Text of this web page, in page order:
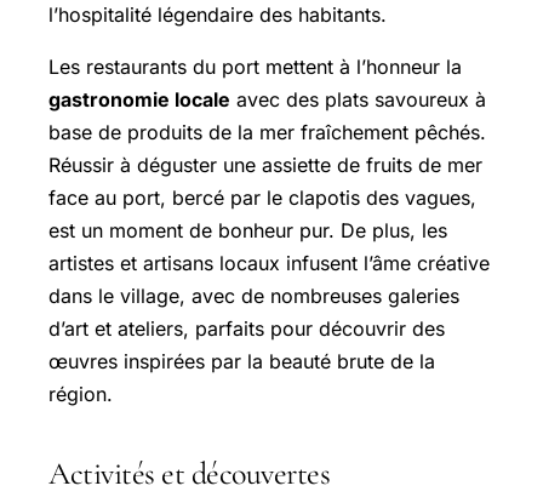
l’hospitalité légendaire des habitants.
Les restaurants du port mettent à l’honneur la
gastronomie locale avec des plats savoureux à
base de produits de la mer fraîchement pêchés.
Réussir à déguster une assiette de fruits de mer
face au port, bercé par le clapotis des vagues,
est un moment de bonheur pur. De plus, les
artistes et artisans locaux infusent l’âme créative
dans le village, avec de nombreuses galeries
d’art et ateliers, parfaits pour découvrir des
œuvres inspirées par la beauté brute de la
région.
Activités et découvertes